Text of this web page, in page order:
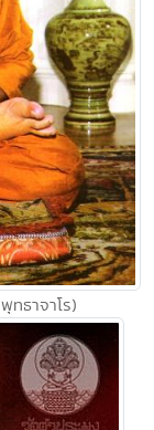
ทธาจาโร)